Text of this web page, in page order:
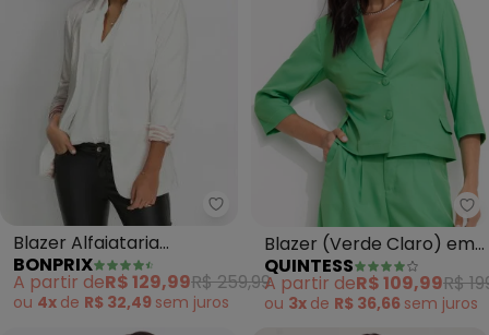
bonprix - Blazer Alfaiataria
Blazer Alfaiataria
Alongado (Off White)
BONPRIX
A partir deR$ 129,99R$ 259,99
ou 4x de R$ 32,49 sem juros
Blazer (Verde Claro) em
Alfaiataria
QUINTESS
A partir deR$ 109,99R$
ou 3x de R$ 36,66 sem juros